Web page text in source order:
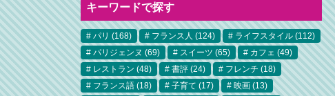
キーワードで探す
パリ (168) フランス人 (124) ライフスタイル (112)
パリジェンヌ (69) スイーツ (65) カフェ (49)
レストラン (48) 書評 (24) フレンチ (18)
フランス語 (18) 子育て (17) 映画 (13)